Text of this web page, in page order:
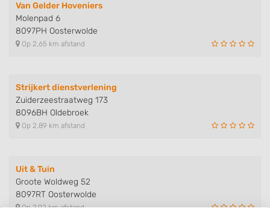
Van Gelder Hoveniers
Molenpad 6
8097PH Oosterwolde
Op 2,65 km afstand
Strijkert dienstverlening
Zuiderzeestraatweg 173
8096BH Oldebroek
Op 2,89 km afstand
Uit & Tuin
Groote Woldweg 52
8097RT Oosterwolde
Op 2,92 km afstand